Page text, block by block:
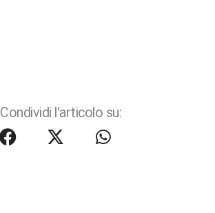
Condividi l'articolo su: